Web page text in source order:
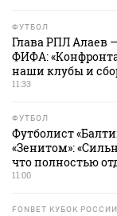
ФУТБОЛ
Глава РПЛ Алаев
ФИФА:
наши клубы и
11:33
ФУТБОЛ
Футболист
«Зенитом»:
что полностью
11:00
FONBET КУБОК РОССИИ